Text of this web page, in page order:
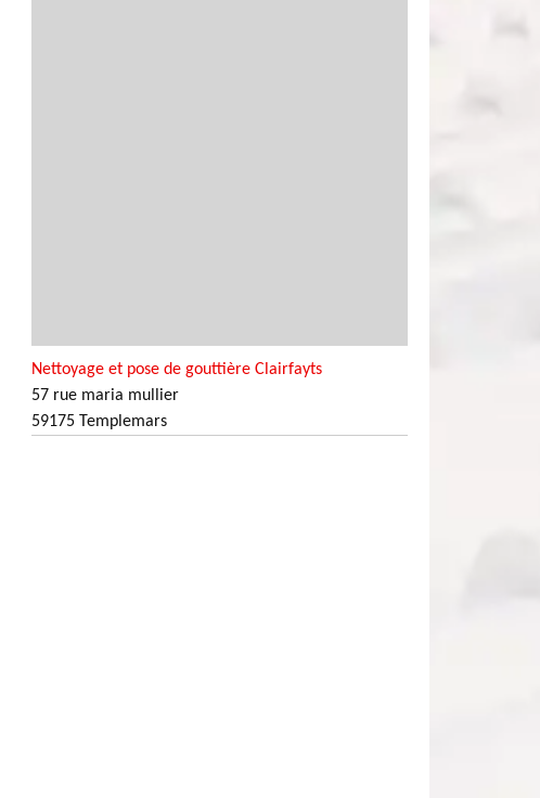
Nettoyage et pose de gouttière Clairfayts
57 rue maria mullier
59175 Templemars